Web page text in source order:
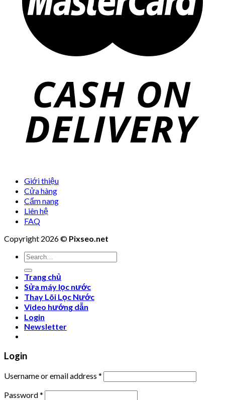
Giới thiệu
Cửa hàng
Cẩm nang
Liên hệ
FAQ
Copyright 2026 © Pixseo.net
Search
for:
Trang chủ
Sửa máy lọc nước
Thay Lõi Lọc Nước
Video hướng dẫn
Login
Newsletter
Login
Username or email address *
Password*